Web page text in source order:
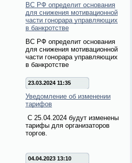
ВС РФ определит основания
для снижения мотивационной
части гонорара управляющих
в банкротстве
ВС РФ определит основания
для снижения мотивационной
части гонорара управляющих
в банкротстве
23.03.2024 11:35
Уведомление об изменении
тарифов
С 25.04.2024 будут изменены
тарифы для организаторов
торгов.
04.04.2023 13:10